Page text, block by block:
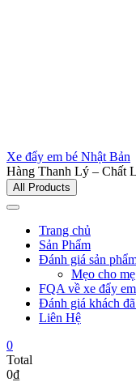
Xe đẩy em bé Nhật Bản
Hàng Thanh Lý – Chất
All Products
Trang chủ
Sản Phẩm
Đánh giá sản
Mẹo cho mẹ
FQA về xe đẩy
Đánh giá khách
Liên Hệ
0
Total
0₫